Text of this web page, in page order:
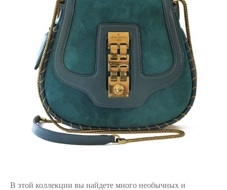
В этой коллекции вы найдете много необычных и